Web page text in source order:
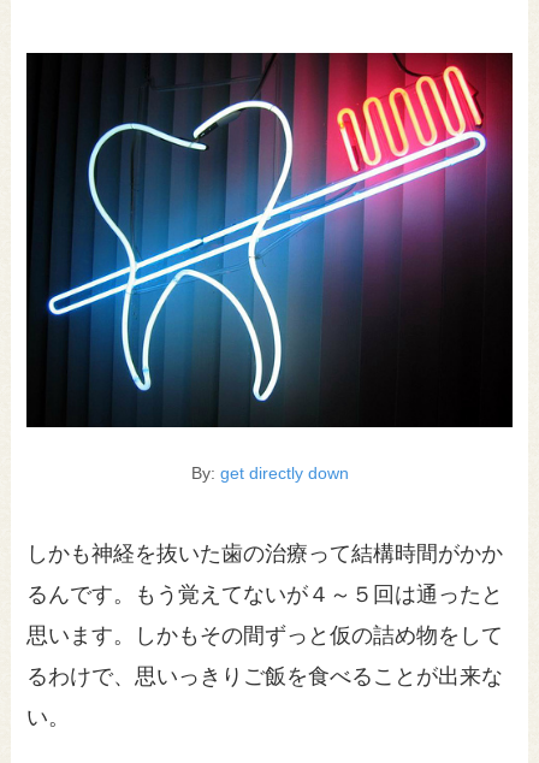
By: get directly down
しかも神経を抜いた歯の治療って結構時間がかか
るんです。もう覚えてないが４～５回は通ったと
思います。しかもその間ずっと仮の詰め物をして
るわけで、思いっきりご飯を食べることが出来な
い。